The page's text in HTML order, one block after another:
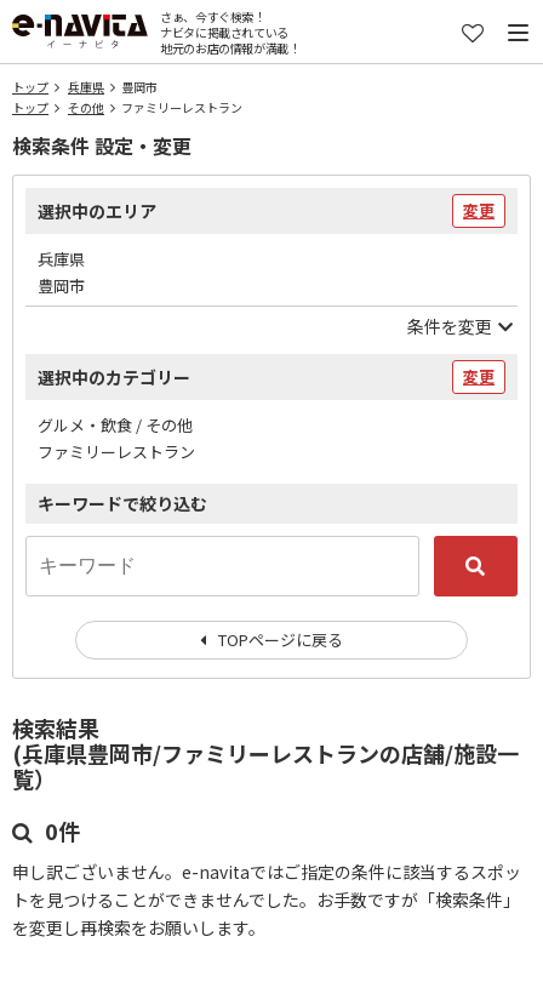
さぁ、今すぐ検索！
ナビタに掲載されている
地元のお店の情報が満載！
トップ 兵庫県
豊岡市
トップ
その他 ファミリーレストラン
検索結果
(兵庫県豊岡市/ファミリーレストランの店舗/施設一
覧）
0件
申し訳ございません。e-navitaではご指定の条件に該当するスポッ
トを見つけることができませんでした。お手数ですが「検索条件」
を変更し再検索をお願いします。
検索条件 設定・変更
選択中のエリア 変更
兵庫県
豊岡市
条件を変更
選択中のカテゴリー 変更
グルメ・飲食 / その他
ファミリーレストラン
キーワードで絞り込む
TOPページに戻る